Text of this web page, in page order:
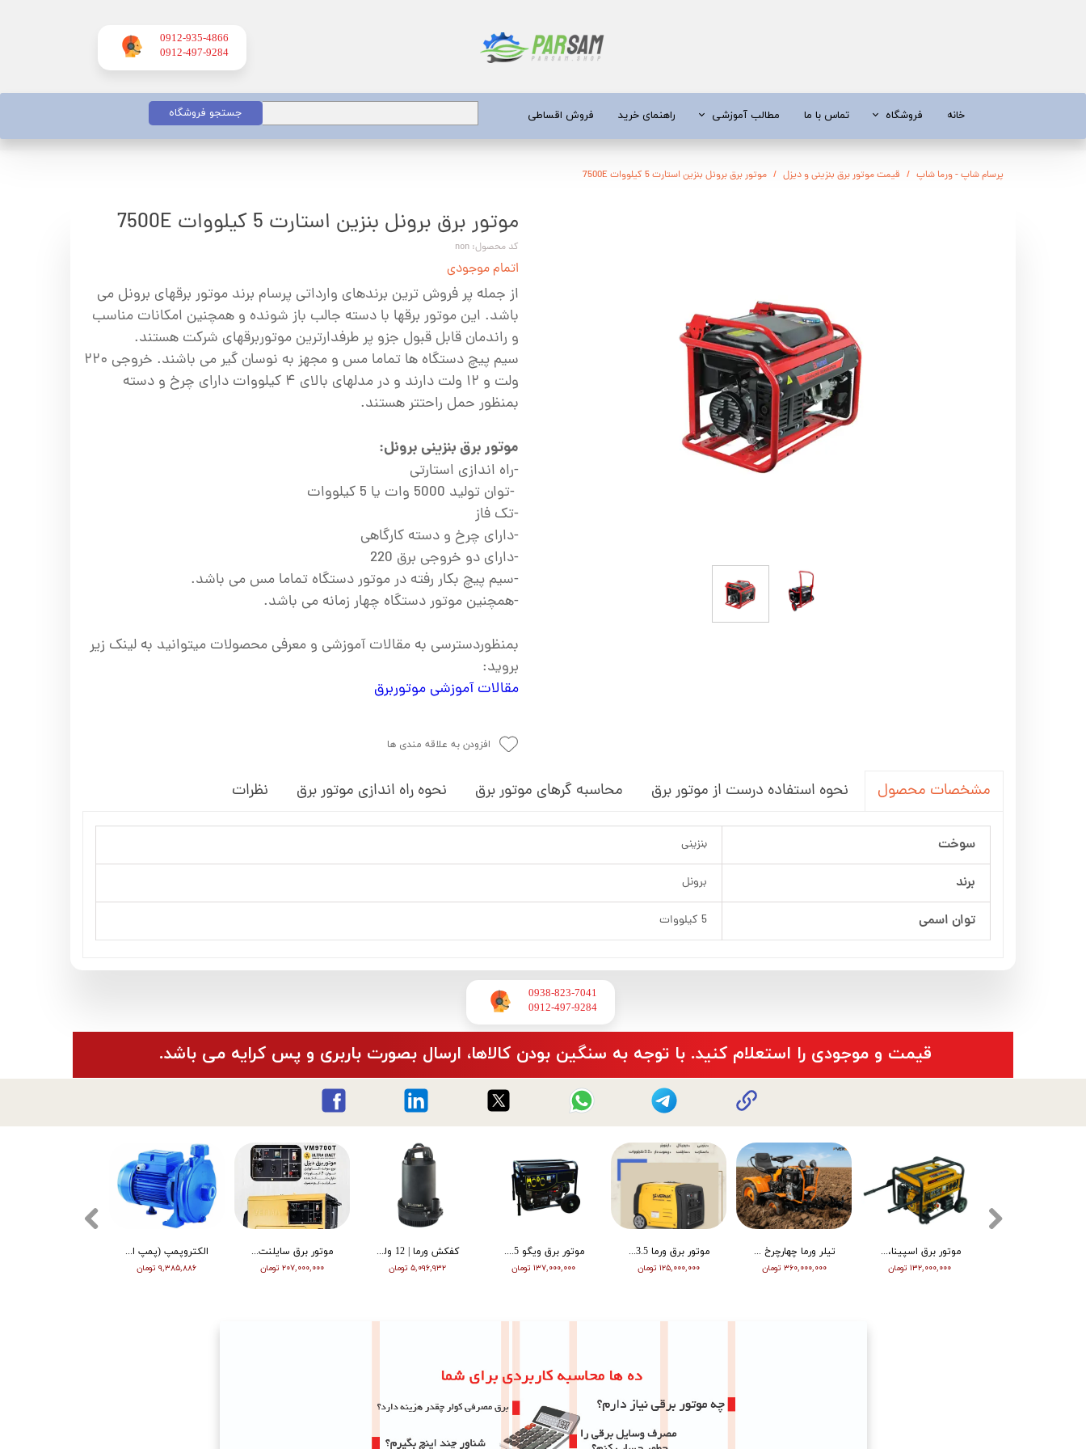
0912-935-4866
​​​​​​​0912-497-9284
خانه فروشگاه
آبسردکن و دستگاه تصفیه آب
کفکش / لجن کش
موتور پمپ
اره زنجیری / علفتراش
شناور چاه عمیق
سمپاش
تماس با ما مطالب آموزشی
تیلر
پمپ آب خانگی
ابزار و قطعات
کارواش
موتور تک
موتور پمپ
سمپاش
راهنمای خرید فروش اقساطی جستجو فروشگاه
پرسام شاپ - ورما شاپ قیمت موتور برق بنزینی و دیزل موتور برق برونل بنزین استارت 5 کیلووات 7500E
موتور برق برونل بنزین استارت 5 کیلووات 7500E
کد محصول: non
اتمام موجودی
از جمله پر فروش ترین برندهای وارداتی پرسام برند موتور برقهای برونل می
باشد. این موتور برقها با دسته جالب باز شونده و همچنین امکانات مناسب
و راندمان قابل قبول جزو پر طرفدارترین موتوربرقهای شرکت هستند.
سیم پیچ دستگاه ها تماما مس و مجهز به نوسان گیر می باشند. خروجی ۲۲۰
ولت و ۱۲ ولت دارند و در مدلهای بالای ۴ کیلووات دارای چرخ و دسته
بمنظور حمل راحتتر هستند.
موتور برق بنزینی برونل:
-راه اندازی استارتی
-توان تولید 5000 وات یا 5 کیلووات
-تک فاز
-دارای چرخ و دسته کارگاهی
-دارای دو خروجی برق 220
-سیم پیچ بکار رفته در موتور دستگاه تماما مس می باشد.
-همچنین موتور دستگاه چهار زمانه می باشد.
بمنظوردسترسی به مقالات آموزشی و معرفی محصولات میتوانید به لینک زیر
بروید:‌
مقالات آموزشی موتوربرق
افزودن به علاقه مندی ها
مشخصات محصول نحوه استفاده درست از موتور برق محاسبه گرهای موتور برق نحوه راه اندازی موتور برق نظرات
سوخت بنزینی
برند برونل
توان اسمی 5 کیلووات
0938-823-7041
​​​​​​​0912-497-9284
​قیمت و موجودی را استعلام کنید. با توجه به سنگین بودن کالاها، ارسال بصورت باربری و پس کرایه می باشد.
الکتروپمپ (پمپ اب ) ویگو بشقابی 0/5 اسب پروانه پلاستیک CPM130
۹,۳۸۵,۸۸۶ تومان
موتور برق سایلنت ورما گازوییلی 7 کیلووات VM9700T
۲۰۷,۰۰۰,۰۰۰ تومان
کفکش ورما | 12 ولت | 20 متری | 1 اینچ | مشکی | VMDC-12V 1
۵,۰۹۶,۹۳۲ تومان
موتور برق ویگو 8.5 کیلووات بنزینی سه فاز WG11500T
۱۳۷,۰۰۰,۰۰۰ تومان
موتور برق ورما 3.5 کیلووات سایلنت اینورتر ریموت دار VM6500i
۱۲۵,۰۰۰,۰۰۰ تومان
تیلر ورما چهارچرخ (مینی تراکتور) ، دیزل ، چرخ بزرگ ، دوچراغ، استارت vm001
۳۶۰,۰۰۰,۰۰۰ تومان
موتور برق اسپینا، تکفاز 8 کیلو وات، ATS دار مدل SP18000E
۱۳۲,۰۰۰,۰۰۰ تومان